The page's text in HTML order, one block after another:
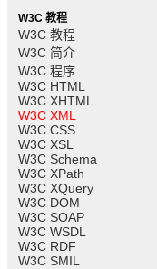
W3C 教程
W3C 教程
W3C 简介
W3C 程序
W3C HTML
W3C XHTML
W3C XML
W3C CSS
W3C XSL
W3C Schema
W3C XPath
W3C XQuery
W3C DOM
W3C SOAP
W3C WSDL
W3C RDF
W3C SMIL